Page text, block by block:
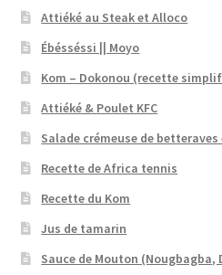
Attiéké au Steak et Alloco
Ébésséssi || Moyo
Kom – Dokonou (recette
Attiéké & Poulet KFC
Salade crémeuse de
Recette de Africa tennis
Recette du Kom
Jus de tamarin
Sauce de Mouton (Nougbagba,